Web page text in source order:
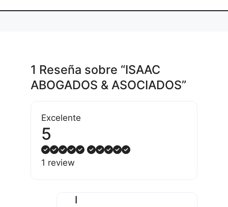
1 Reseña sobre “ISAAC
ABOGADOS & ASOCIADOS”
Excelente
5
1 review
I